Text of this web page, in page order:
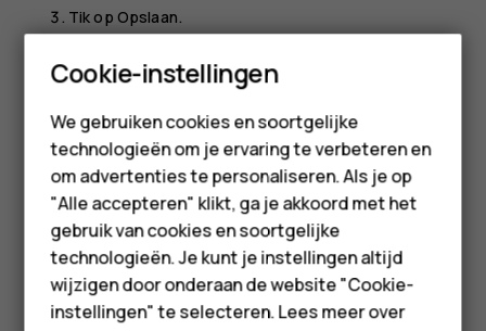
Smartphones
Feature phones
Accessoires
HMD Terra M
Voor bedrijven
Tablets
Tik op Opslaan.
Contacten importeren of exporteren
Importeren/exporteren.
Was deze informatie nuttig?
Cookie-instellingen
We gebruiken cookies en soortgelijke
technologieën om je ervaring te verbeteren en
om advertenties te personaliseren. Als je op
"Alle accepteren" klikt, ga je akkoord met het
gebruik van cookies en soortgelijke
technologieën. Je kunt je instellingen altijd
wijzigen door onderaan de website "Cookie-
instellingen" te selecteren. Lees meer over